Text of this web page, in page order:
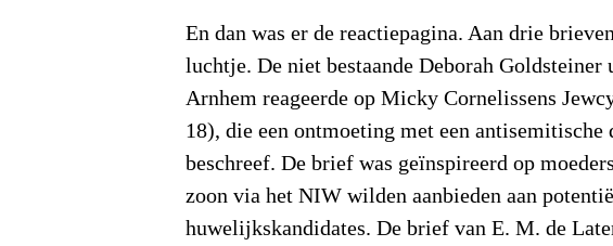
En dan was er de reactiepagina. Aan drie
luchtje. De niet bestaande Deborah Goldsteiner
Arnhem reageerde op Micky Cornelissens
18), die een ontmoeting met een antisemitische
beschreef. De brief was geïnspireerd op
zoon via het NIW wilden aanbieden aan
huwelijkskandidates. De brief van E. M. de